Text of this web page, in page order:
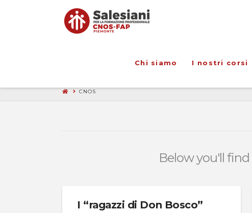
Chi siamo I nostri corsi
CNOS
Below you'll
I “ragazzi di Don Bosco”